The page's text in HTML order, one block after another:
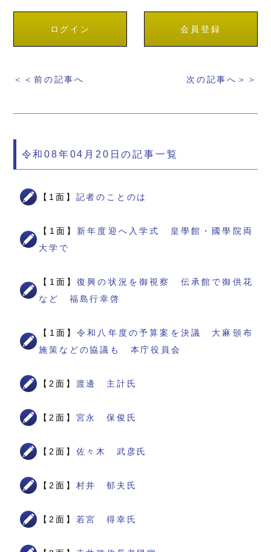
ログイン 会員登録
＜＜前の記事へ 次の記事へ＞＞
令和08年04月20日の記事一覧
【1面】 記者のことのは
【1面】 新年度迎へ入学式 皇學館・國學院両
大学で
【1面】復興の状況を御視察 伝承館で御供花
など 福島行幸啓
【1面】令和八年度の予算案を決議 大麻頒布
施策などの協議も 本庁役員会
【2面】 渡邊 主計氏
【2面】 宮永 保俊氏
【2面】 佐々木 武彦氏
【2面】 村井 郁夫氏
【2面】 若宮 得幸氏